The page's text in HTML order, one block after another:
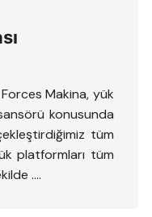
Makina, yük
konusunda
tüm
platformları tüm
….